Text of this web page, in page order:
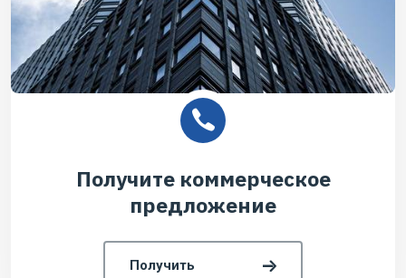
Получите коммерческое
предложение
Получить